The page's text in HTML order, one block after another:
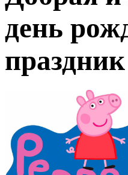
день